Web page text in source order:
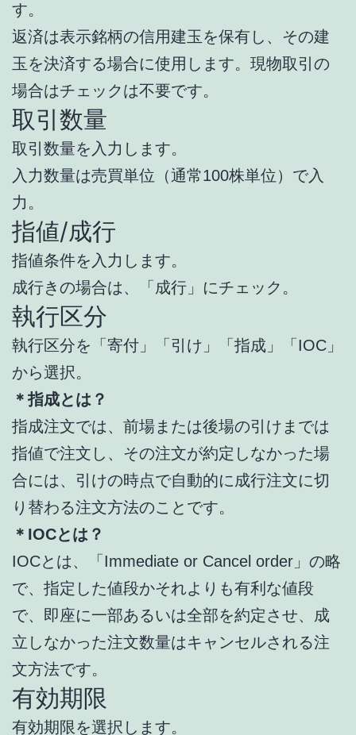
す。
返済は表示銘柄の信用建玉を保有し、その建
玉を決済する場合に使用します。現物取引の
場合はチェックは不要です。
取引数量
取引数量を入力します。
入力数量は売買単位（通常100株単位）で入
力。
指値/成行
指値条件を入力します。
成行きの場合は、「成行」にチェック。
執行区分
執行区分を「寄付」「引け」「指成」「IOC」
から選択。
＊指成とは？
指成注文では、前場または後場の引けまでは
指値で注文し、その注文が約定しなかった場
合には、引けの時点で自動的に成行注文に切
り替わる注文方法のことです。
＊IOCとは？
IOCとは、「Immediate or Cancel order」の略
で、指定した値段かそれよりも有利な値段
で、即座に一部あるいは全部を約定させ、成
立しなかった注文数量はキャンセルされる注
文方法です。
有効期限
有効期限を選択します。